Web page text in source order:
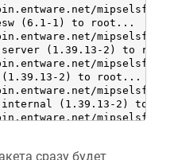
mipselsf-
(6.1-1) to root...
mipselsf-
(1.39.13-2) to
mipselsf-
2) to root...
mipselsf-
internal (1.39.13-2) to
mipselsf-
сразу будет